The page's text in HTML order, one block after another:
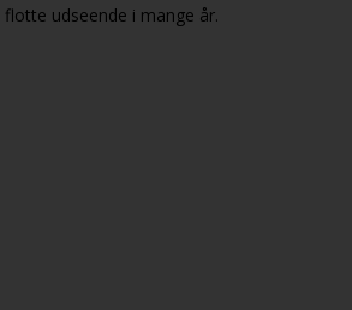
udseende i mange år.